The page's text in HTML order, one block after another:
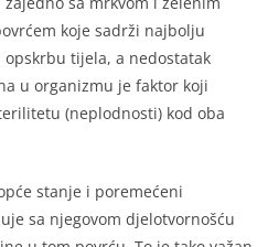
koje sadrži najbolju
opskrbu tijela, a nedostatak
u organizmu je faktor koji
(neplodnosti) kod oba
stanje i poremećeni
sa njegovom djelotvornošću